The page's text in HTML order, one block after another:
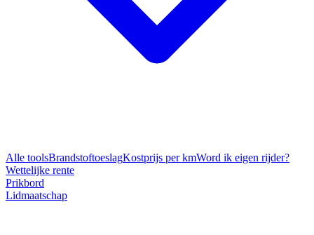
Alle toolsBrandstoftoeslagKostprijs per kmWord ik eigen rijder?
Wettelijke rente
Prikbord
Lidmaatschap